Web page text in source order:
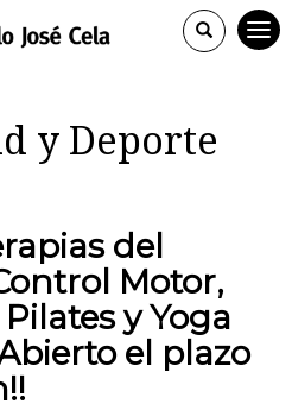
y Deporte
del
Motor,
y Yoga
el plazo